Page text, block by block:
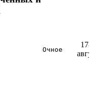
Очное
17-